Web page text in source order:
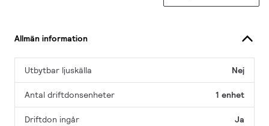
Allmän information
Utbytbar ljuskälla Nej
Antal driftdonsenheter 1 enhet
Driftdon ingår Ja